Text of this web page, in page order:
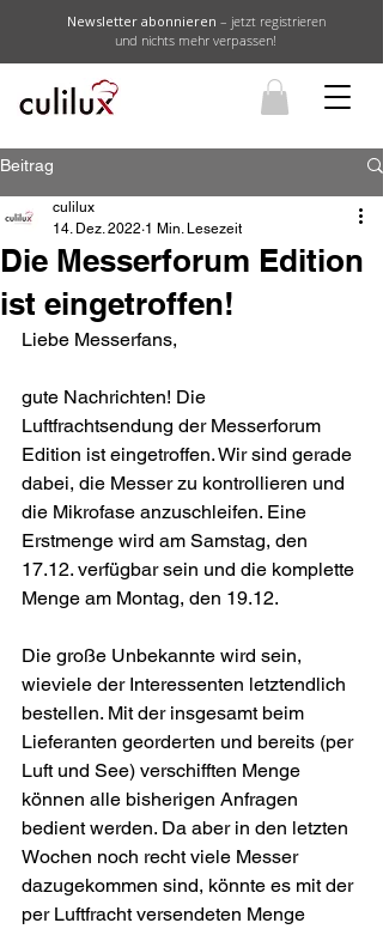
Newsletter abonnieren – jetzt registrieren
und nichts mehr verpassen!
Beitrag
Die Messerforum Edition
ist eingetroffen!
culilux
14. Dez. 2022 1 Min. Lesezeit
Liebe Messerfans,
gute Nachrichten! Die
Luftfrachtsendung der Messerforum
Edition ist eingetroffen. Wir sind gerade
dabei, die Messer zu kontrollieren und
die Mikrofase anzuschleifen. Eine
Erstmenge wird am Samstag, den
17.12. verfügbar sein und die komplette
Menge am Montag, den 19.12.
Die große Unbekannte wird sein,
wieviele der Interessenten letztendlich
bestellen. Mit der insgesamt beim
Lieferanten georderten und bereits (per
Luft und See) verschifften Menge
können alle bisherigen Anfragen
bedient werden. Da aber in den letzten
Wochen noch recht viele Messer
dazugekommen sind, könnte es mit der
per Luftfracht versendeten Menge